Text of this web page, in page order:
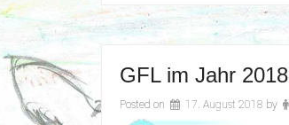
GFL im Jahr 2018
Posted on 17. August 2018 by